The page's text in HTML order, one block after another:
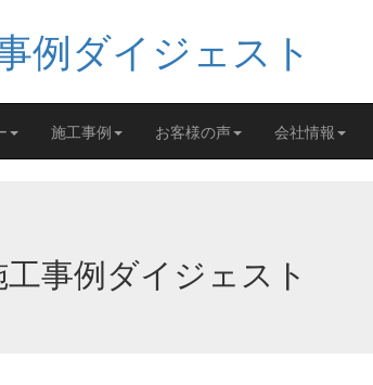
施工事例 お客様の声 会社情報
事例ダイジェスト